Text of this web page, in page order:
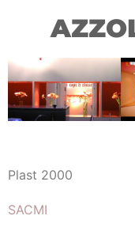
Plast 2000
SACMI